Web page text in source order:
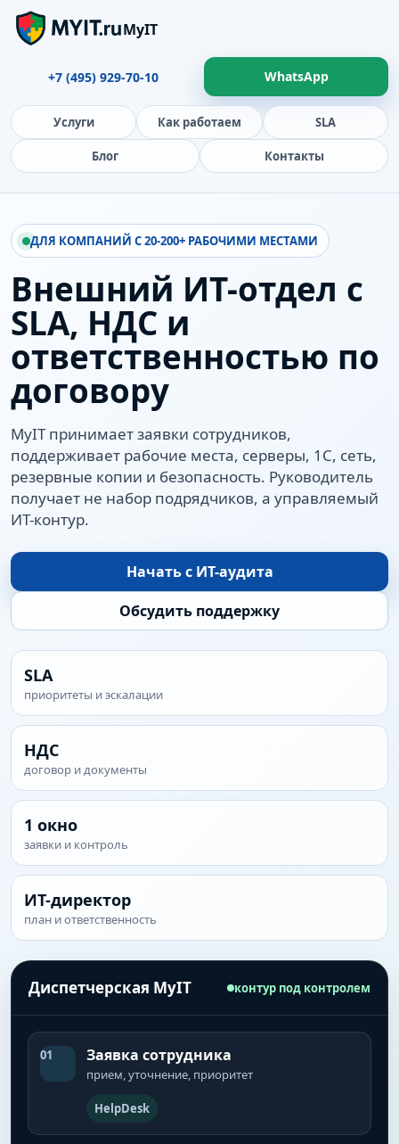
MyIT
Услуги Как работаем SLA
Блог Контакты
+7 (495) 929-70-10 WhatsApp
ДЛЯ КОМПАНИЙ С 20-200+ РАБОЧИМИ МЕСТАМИ
Внешний ИТ-отдел с
SLA, НДС и
ответственностью по
договору
MyIT принимает заявки сотрудников,
поддерживает рабочие места, серверы, 1С, сеть,
резервные копии и безопасность. Руководитель
получает не набор подрядчиков, а управляемый
ИТ-контур.
Начать с ИТ-аудита
Обсудить поддержку
SLA
приоритеты и эскалации
НДС
договор и документы
1 окно
заявки и контроль
ИТ-директор
план и ответственность
Диспетчерская MyIT контур под контролем
01 Заявка сотрудника
прием, уточнение, приоритет
HelpDesk